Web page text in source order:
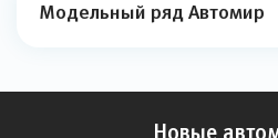
Модельный ряд Автомир
Новые